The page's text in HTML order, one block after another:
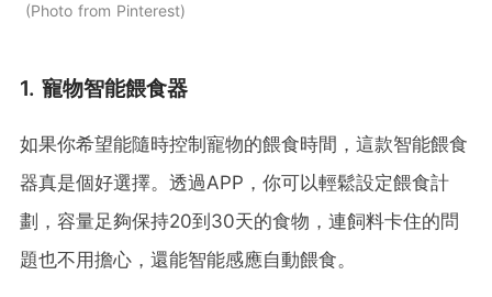
Photo from Pinterest
1. 寵物智能餵食器
如果你希望能隨時控制寵物的餵食時間，這款智能餵食
器真是個好選擇。透過APP，你可以輕鬆設定餵食計
劃，容量足夠保持20到30天的食物，連飼料卡住的問
題也不用擔心，還能智能感應自動餵食。